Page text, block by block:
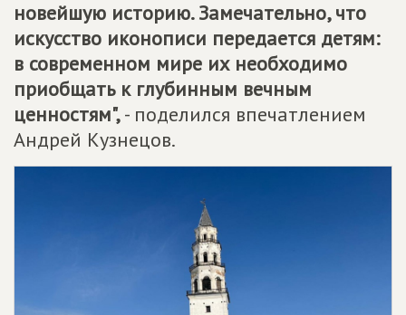
новейшую историю. Замечательно, что
искусство иконописи передается детям:
в современном мире их необходимо
приобщать к глубинным вечным
ценностям",- поделился впечатлением
Андрей Кузнецов.